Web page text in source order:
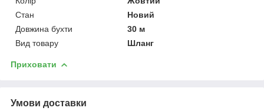
Стан
Новий
Довжина бухти
30 м
Вид товару
Шланг
Приховати
Умови доставки